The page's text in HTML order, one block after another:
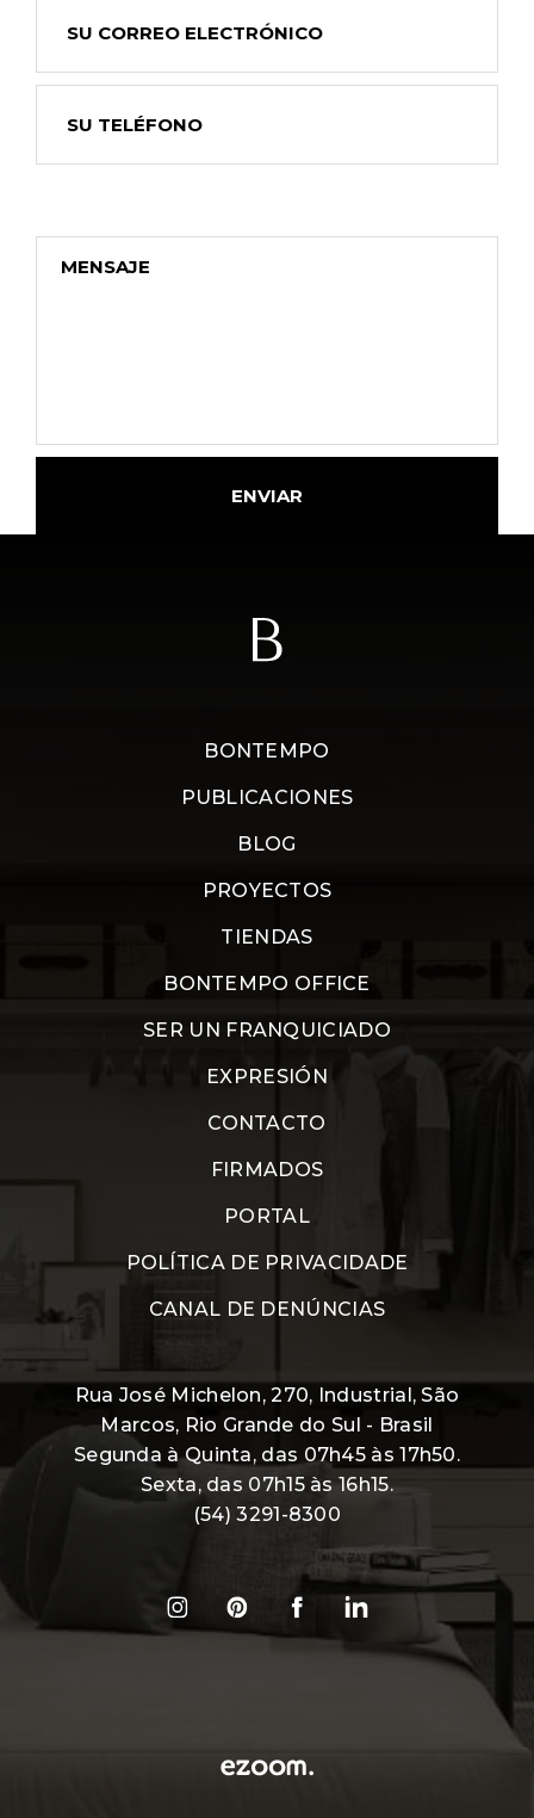
ENVIAR
BONTEMPO
PUBLICACIONES
BLOG
PROYECTOS
TIENDAS
BONTEMPO OFFICE
SER UN FRANQUICIADO
EXPRESIÓN
CONTACTO
FIRMADOS
PORTAL
POLÍTICA DE PRIVACIDADE
CANAL DE DENÚNCIAS
Rua José Michelon, 270, Industrial, São
Marcos, Rio Grande do Sul - Brasil
Segunda à Quinta, das 07h45 às 17h50.
Sexta, das 07h15 às 16h15.
(54) 3291-8300